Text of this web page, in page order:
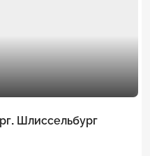
Шлиссельбург